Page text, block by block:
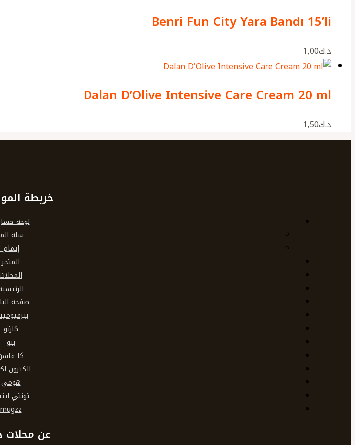
Benri Fun City Yara Bandı 15’li
د.ك1٫00
Dalan D’Olive Intensive Care Cream 20 ml
د.ك1٫50
خريطة
لوحة
سلة
المتجر
المحلات
صفحة
كارتو
بيو
كا
الكترون
هومي
تونتي
mugzz
عن محلات